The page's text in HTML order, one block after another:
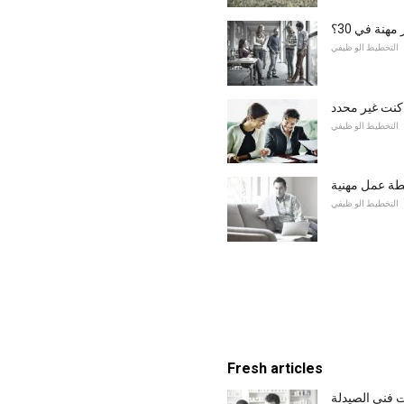
في 30؟
التخطيط الو ظيفي
كنت غير محدد
التخطيط الو ظيفي
عمل مهنية
التخطيط الو ظيفي
Fresh articles
فني الصيدلة